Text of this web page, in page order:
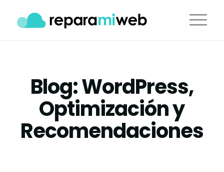
Blog: WordPress,
Optimización y
Recomendaciones